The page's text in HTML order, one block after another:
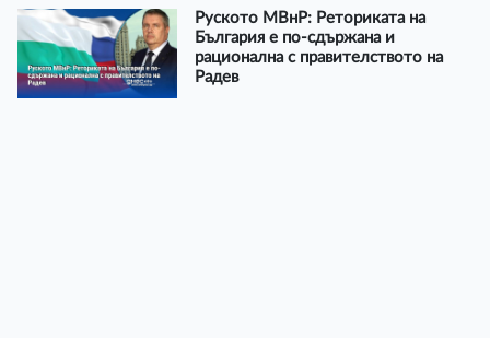
Руското МВнР: Реториката на
България е по-сдържана и
рационална с правителството на
Радев